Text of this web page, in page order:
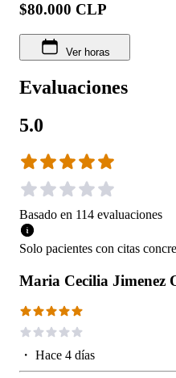
$80.000 CLP
Ver horas
Evaluaciones
5.0
Basado en 114 evaluaciones
Solo pacientes con citas
Maria Cecilia Jimenez
・ Hace 4 días